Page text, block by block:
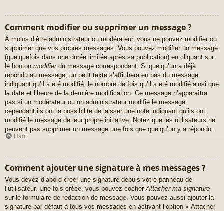
Comment modifier ou supprimer un message ?
À moins d’être administrateur ou modérateur, vous ne pouvez modifier ou
supprimer que vos propres messages. Vous pouvez modifier un message
(quelquefois dans une durée limitée après sa publication) en cliquant sur
le bouton modifierdu message correspondant. Si quelqu’un a déjà
répondu au message, un petit texte s’affichera en bas du message
indiquant qu’il a été modifié, le nombre de fois qu’il a été modifié ainsi que
la date et l’heure de la dernière modification. Ce message n’apparaîtra
pas si un modérateur ou un administrateur modifie le message,
cependant ils ont la possibilité de laisser une note indiquant qu’ils ont
modifié le message de leur propre initiative. Notez que les utilisateurs ne
peuvent pas supprimer un message une fois que quelqu’un y a répondu.
Haut
Comment ajouter une signature à mes messages ?
Vous devez d’abord créer une signature depuis votre panneau de
l’utilisateur. Une fois créée, vous pouvez cocher Attacher ma signature
sur le formulaire de rédaction de message. Vous pouvez aussi ajouter la
signature par défaut à tous vos messages en activant l’option « Attacher